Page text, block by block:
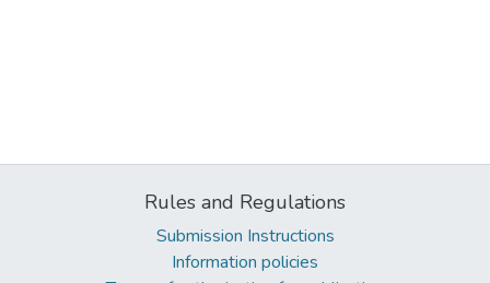
Rules and Regulations
Submission Instructions
Information policies